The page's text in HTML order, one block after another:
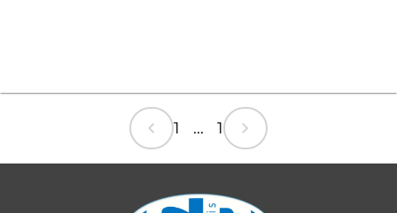
chevron_left 1 ... 1 chevron_right